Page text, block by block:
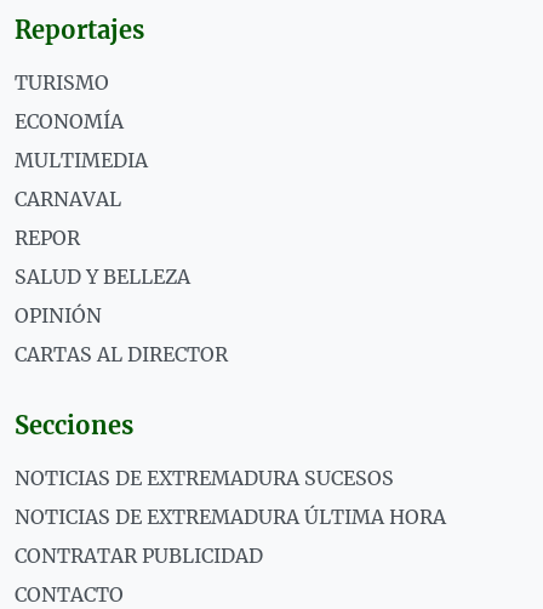
Reportajes
TURISMO
ECONOMÍA
MULTIMEDIA
CARNAVAL
REPOR
SALUD Y BELLEZA
OPINIÓN
CARTAS AL DIRECTOR
Secciones
NOTICIAS DE EXTREMADURA SUCESOS
NOTICIAS DE EXTREMADURA ÚLTIMA HORA
CONTRATAR PUBLICIDAD
CONTACTO